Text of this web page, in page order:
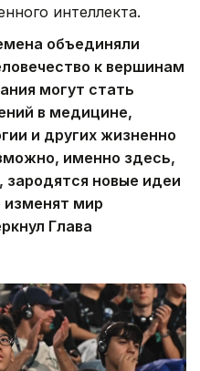
интеллекта.
объединяли
к вершинам
могут стать
в медицине,
и других жизненно
именно здесь,
новые идеи
изменят мир
Глава